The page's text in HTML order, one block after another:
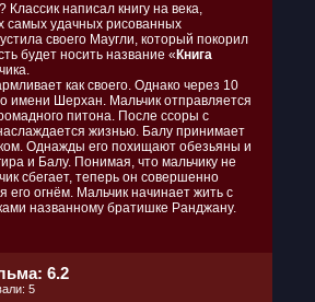
написал книгу на века,
самых удачных рисованных
своего Маугли, который покорил
будет носить название « Книга
как своего. Однако через 10
имени Шерхан. Мальчик отправляется
питона. После ссоры с
жизнью. Балу принимает
Однажды его похищают обезьяны и
и Балу. Понимая, что мальчику не
сбегает, теперь он совершенно
огнём. Мальчик начинает жить с
названному братишке Ранджану.
6.2
5